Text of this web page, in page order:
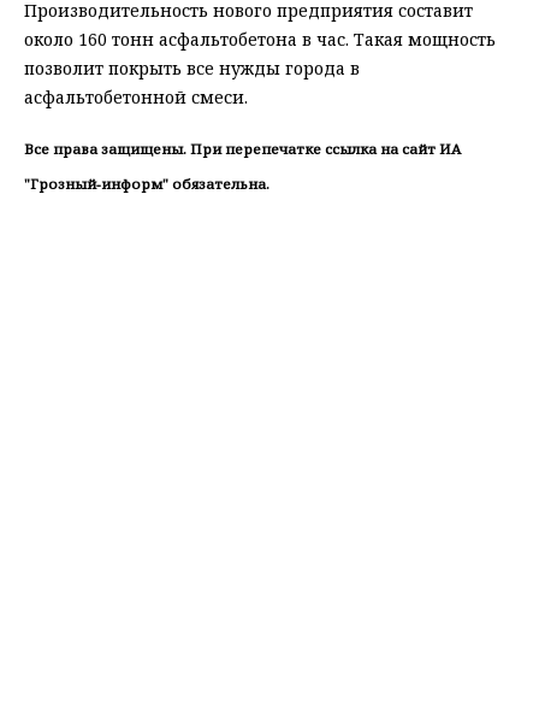
Производительность нового предприятия составит
около 160 тонн асфальтобетона в час. Такая мощность
позволит покрыть все нужды города в
асфальтобетонной смеси.
Все права защищены. При перепечатке ссылка на сайт ИА
"Грозный-информ" обязательна.